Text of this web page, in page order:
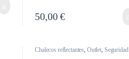
50,00€
Chalecos reflectantes, Outlet, Seguridad